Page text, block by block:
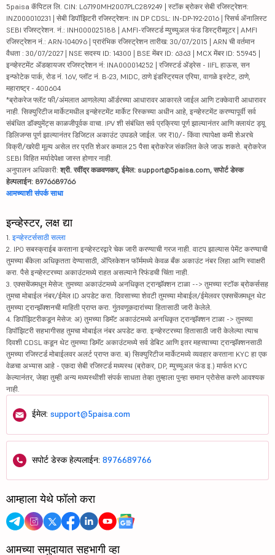
5paisa कॅपिटल लि. CIN: L67190MH2007PLC289249 | स्टॉक ब्रोकर सेबी रजिस्ट्रेशन:
INZ000010231 | सेबी डिपॉझिटरी रजिस्ट्रेशन: IN DP CDSL: IN-DP-192-2016 | रिसर्च ॲनालिस्ट
SEBI रजिस्ट्रेशन. नं.: INH000025188 | AMFI-रजिस्टर्ड म्युच्युअल फंड डिस्ट्रीब्यूटर | AMFI
रजिस्ट्रेशन नं.: ARN-104096 | प्रारंभिक रजिस्ट्रेशन तारीख: 30/07/2015 | ARN ची वर्तमान
वैधता : 30/07/2027 | NSE सदस्य ID: 14300 | BSE मेंबर ID: 6363 | MCX मेंबर ID: 55945 |
इन्व्हेस्टमेंट ॲडव्हायजर रजिस्ट्रेशन नं: INA000014252 | रजिस्टर्ड ॲड्रेस - IIFL हाऊस, सन
इन्फोटेक पार्क, रोड नं. 16V, प्लॉट नं. B-23, MIDC, ठाणे इंडस्ट्रियल एरिया, वागळे इस्टेट, ठाणे,
महाराष्ट्र - 400604
*ब्रोकरेज फ्लॅट फी/अंमलात आणलेल्या ऑर्डरच्या आधारावर आकारले जाईल आणि टक्केवारी आधारावर
नाही. सिक्युरिटीज मार्केटमधील इन्व्हेस्टमेंट मार्केट रिस्कच्या अधीन आहे, इन्व्हेस्टमेंट करण्यापूर्वी सर्व
संबंधित डॉक्युमेंट्स काळजीपूर्वक वाचा. IPV शी संबंधित सर्व प्रक्रिया पूर्ण झाल्यानंतर आणि क्लायंट ड्यू
डिलिजन्स पूर्ण झाल्यानंतर डिजिटल अकाउंट उघडले जाईल. जर ₹10/- किंवा त्यापेक्षा कमी शेअरचे
विक्री/खरेदी मूल्य असेल तर प्रति शेअर कमाल 25 पैसा ब्रोकरेज संकलित केले जाऊ शकते. ब्रोकरेज
SEBI विहित मर्यादेपेक्षा जास्त होणार नाही.
अनुपालन अधिकारी: श्री. रवींद्र कळवणकर, ईमेल: support@5paisa.com, सपोर्ट डेस्क
हेल्पलाईन: 8976689766
आमच्याशी संपर्क साधा
इन्व्हेस्टर, लक्ष द्या
1. इन्व्हेस्टर्ससाठी सल्ला
2. IPO सबस्क्राईब करताना इन्व्हेस्टरद्वारे चेक जारी करण्याची गरज नाही. वाटप झाल्यास पेमेंट करण्याची
तुमच्या बँकेला अधिकृतता देण्यासाठी, ॲप्लिकेशन फॉर्ममध्ये केवळ बँक अकाउंट नंबर लिहा आणि स्वाक्षरी
करा. पैसे इन्व्हेस्टरच्या अकाउंटमध्ये राहत असल्याने रिफंडची चिंता नाही.
3. एक्सचेंजमधून मेसेज: तुमच्या अकाउंटमध्ये अनधिकृत ट्रान्झॅक्शन टाळा --> तुमच्या स्टॉक ब्रोकर्ससह
तुमचा मोबाईल नंबर/ईमेल ID अपडेट करा. दिवसाच्या शेवटी तुमच्या मोबाईल/ईमेलवर एक्सचेंजमधून थेट
तुमच्या ट्रान्झॅक्शनची माहिती प्राप्त करा. गुंतवणूकदारांच्या हितासाठी जारी केलेले.
4. डिपॉझिटरीकडून मेसेज: अ) तुमच्या डिमॅट अकाउंटमध्ये अनधिकृत ट्रान्झॅक्शन टाळा -> तुमच्या
डिपॉझिटरी सहभागीसह तुमचा मोबाईल नंबर अपडेट करा. इन्व्हेस्टरच्या हितासाठी जारी केलेल्या त्याच
दिवशी CDSL कडून थेट तुमच्या डिमॅट अकाउंटमध्ये सर्व डेबिट आणि इतर महत्त्वाच्या ट्रान्झॅक्शनसाठी
तुमच्या रजिस्टर्ड मोबाईलवर अलर्ट प्राप्त करा. ब) सिक्युरिटीज मार्केटमध्ये व्यवहार करताना KYC हा एक
वेळचा अभ्यास आहे - एकदा सेबी रजिस्टर्ड मध्यस्थ (ब्रोकर, DP, म्युच्युअल फंड इ.) मार्फत KYC
केल्यानंतर, जेव्हा तुम्ही अन्य मध्यस्थीशी संपर्क साधता तेव्हा तुम्हाला पुन्हा समान प्रोसेस करणे आवश्यक
नाही.
ईमेल: support@5paisa.com
सपोर्ट डेस्क हेल्पलाईन: 8976689766
आम्हाला येथे फॉलो करा
आमच्या समुदायात सहभागी व्हा